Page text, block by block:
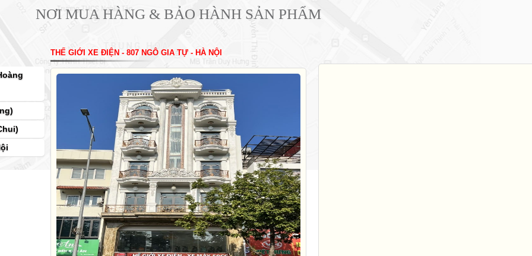
NƠI MUA HÀNG & BẢO HÀNH SẢN PHẨM
THẾ GIỚI XE ĐIỆN - 807 NGÔ GIA TỰ - HÀ NỘI